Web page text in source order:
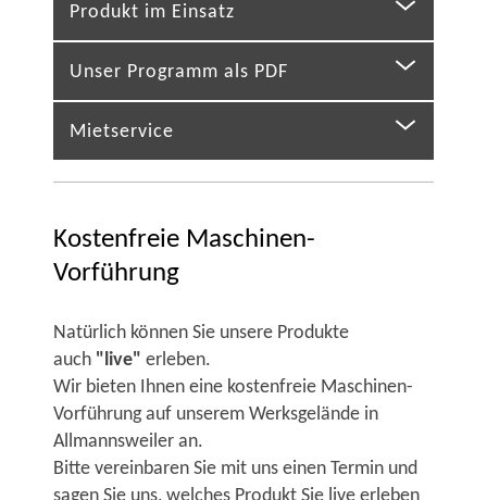
Produkt im Einsatz
Unser Programm als PDF
Mietservice
Kostenfreie Maschinen-
Vorführung
Natürlich können Sie unsere Produkte
auch "live" erleben.
Wir bieten Ihnen eine kostenfreie Maschinen-
Vorführung auf unserem Werksgelände in
Allmannsweiler an.
Bitte vereinbaren Sie mit uns einen Termin und
sagen Sie uns, welches Produkt Sie live erleben